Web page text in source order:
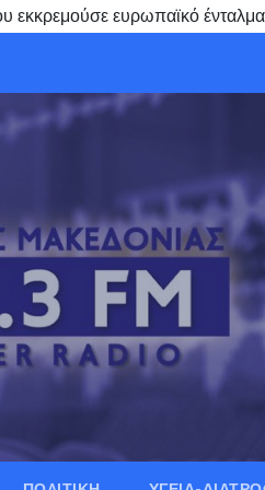
εκκρεμούσε ευρωπαϊκό